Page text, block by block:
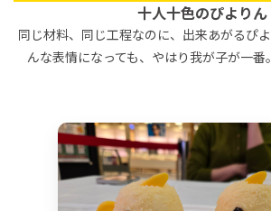
十人十色のぴよりん
同じ材料、同じ工程なのに、出来あがるぴ
んな表情になっても、やはり我が子が一番